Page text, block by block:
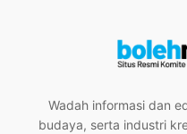
Wadah informasi dan
budaya, serta industri